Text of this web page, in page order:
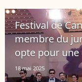
Festival de
membre du
opte pour
18 mai 2025